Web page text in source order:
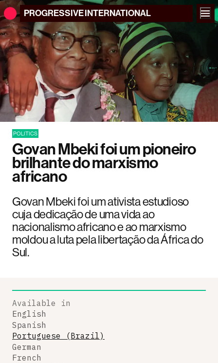
PROGRESSIVEINTERNATIONAL
POLITICS
Govan Mbeki foi um pioneiro
brilhante do marxismo
africano
Govan Mbeki foi um ativista estudioso
cuja dedicação de uma vida ao
nacionalismo africano e ao marxismo
moldou a luta pela libertação da África do
Sul.
Available in
English
Spanish
Portuguese (Brazil)
German
French